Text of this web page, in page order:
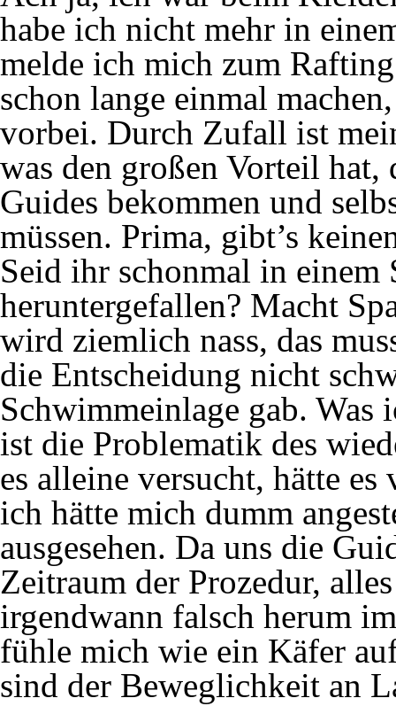
habe ich nicht mehr in
melde ich mich zum
schon lange einmal
vorbei. Durch Zufall ist
was den großen Vorteil hat,
Guides bekommen und
müssen. Prima, gibt’s
Seid ihr schonmal in einem
heruntergefallen? Macht
wird ziemlich nass, das
die Entscheidung nicht
Schwimmeinlage gab. Was
ist die Problematik des
es alleine versucht, hätte
ich hätte mich dumm
ausgesehen. Da uns die
Zeitraum der Prozedur,
irgendwann falsch herum
fühle mich wie ein Käfer
sind der Beweglichkeit an